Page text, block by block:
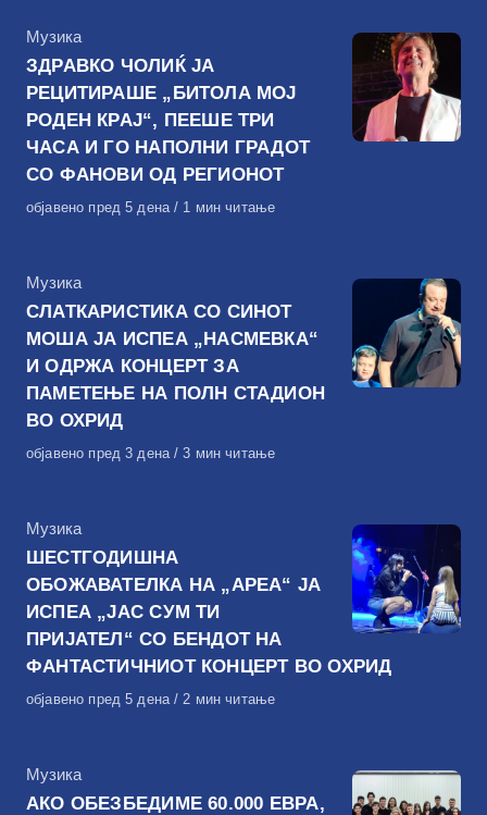
КАтегорија
Музика
ЗДРАВКО ЧОЛИЌ ЈА
РЕЦИТИРАШЕ „БИТОЛА МОЈ
РОДЕН КРАЈ“, ПЕЕШЕ ТРИ
ЧАСА И ГО НАПОЛНИ ГРАДОТ
СО ФАНОВИ ОД РЕГИОНОТ
Објавено
објавено пред 5 дена 1 мин читање
КАтегорија
Музика
СЛАТКАРИСТИКА СО СИНОТ
МОША ЈА ИСПЕА „НАСМЕВКА“
И ОДРЖА КОНЦЕРТ ЗА
ПАМЕТЕЊЕ НА ПОЛН СТАДИОН
ВО ОХРИД
Објавено
објавено пред 3 дена 3 мин читање
КАтегорија
Музика
ШЕСТГОДИШНА
ОБОЖАВАТЕЛКА НА „АРЕА“ ЈА
ИСПЕА „ЈАС СУМ ТИ
ПРИЈАТЕЛ“ СО БЕНДОТ НА
ФАНТАСТИЧНИОТ КОНЦЕРТ ВО ОХРИД
Објавено
објавено пред 5 дена 2 мин читање
КАтегорија
Музика
АКО ОБЕЗБЕДИМЕ 60.000 ЕВРА,